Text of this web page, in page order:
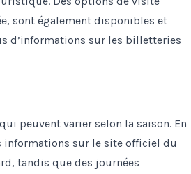
sont également disponibles et
d’informations sur les billetteries
peuvent varier selon la saison. En
informations sur le site officiel du
tandis que des journées